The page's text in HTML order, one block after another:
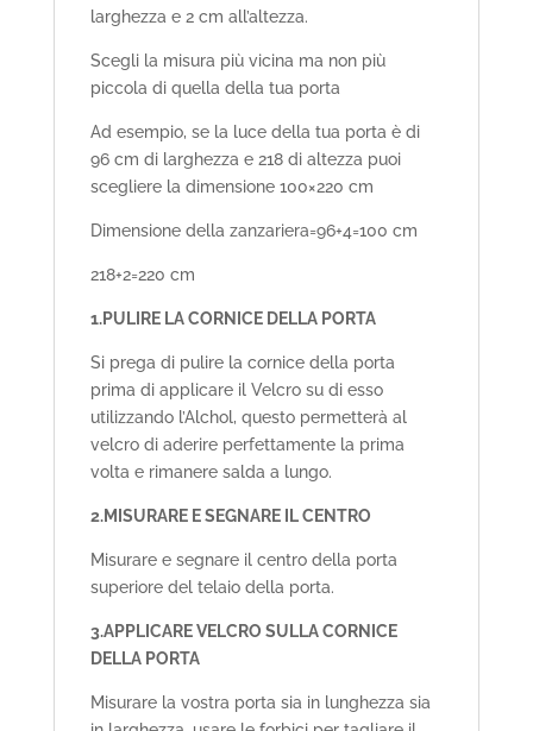
larghezza e 2 cm all’altezza.
Scegli la misura più vicina ma non più
piccola di quella della tua porta
Ad esempio, se la luce della tua porta è di
96 cm di larghezza e 218 di altezza puoi
scegliere la dimensione 100×220 cm
Dimensione della zanzariera=96+4=100 cm
218+2=220 cm
1.PULIRE LA CORNICE DELLA PORTA
Si prega di pulire la cornice della porta
prima di applicare il Velcro su di esso
utilizzando l’Alchol, questo permetterà al
velcro di aderire perfettamente la prima
volta e rimanere salda a lungo.
2.MISURARE E SEGNARE IL CENTRO
Misurare e segnare il centro della porta
superiore del telaio della porta.
3.APPLICARE VELCRO SULLA CORNICE
DELLA PORTA
Misurare la vostra porta sia in lunghezza sia